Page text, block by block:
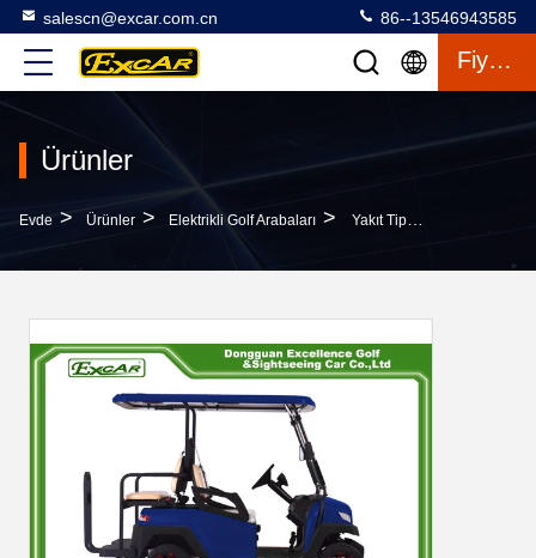
salescn@excar.com.cn 86--13546943585
Fiyat Teklifi
Ürünler
Evde > Ürünler > Elektrikli Golf Arabaları > Yakıt Tipi 3 - 4 Seater 48V Pil Golf Sepeti CE Onaylı Mavi Renkli